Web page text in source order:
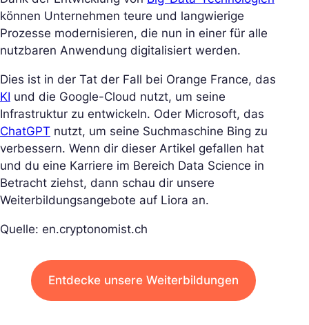
können Unternehmen teure und langwierige
Prozesse modernisieren, die nun in einer für alle
nutzbaren Anwendung digitalisiert werden.
Dies ist in der Tat der Fall bei Orange France, das
KI und die Google-Cloud nutzt, um seine
Infrastruktur zu entwickeln. Oder Microsoft, das
ChatGPT nutzt, um seine Suchmaschine Bing zu
verbessern. Wenn dir dieser Artikel gefallen hat
und du eine Karriere im Bereich Data Science in
Betracht ziehst, dann schau dir unsere
Weiterbildungsangebote auf Liora an.
Quelle: en.cryptonomist.ch
Entdecke unsere Weiterbildungen